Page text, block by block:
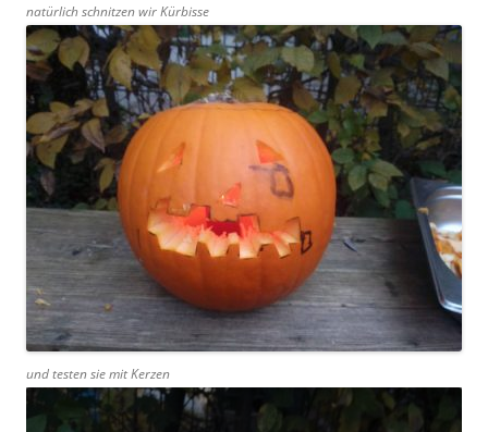
natürlich schnitzen wir Kürbisse
und testen sie mit Kerzen